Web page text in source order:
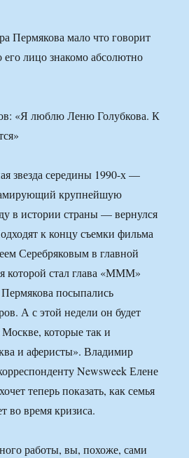
Пермякова мало что говорит
лицо знакомо абсолютно
звезда середины 1990-х —
крупнейшую
в истории страны — вернулся
к концу съемки фильма
Серебряковым в главной
которой стал глава «МММ»
посыпались
А с этой недели он будет
которые так и
и аферисты». Владимир
Newsweek Елене
теперь показать, как семья
во время кризиса.
работы, вы, похоже, сами